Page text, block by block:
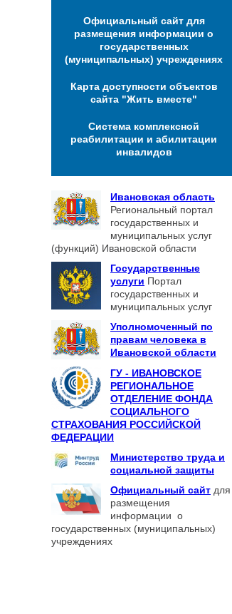
Официальный сайт для
размещения информации о
государственных
(муниципальных) учреждениях
Карта доступности объектов
сайта "Жить вместе"
Система комплексной
реабилитации и абилитации
инвалидов
Ивановская область
Региональный портал
государственных и
муниципальных услуг
(функций) Ивановской области
Государственные
услуги Портал
государственных и
муниципальных услуг
Уполномоченный по
правам человека в
Ивановской области
ГУ - ИВАНОВСКОЕ
РЕГИОНАЛЬНОЕ
ОТДЕЛЕНИЕ ФОНДА
СОЦИАЛЬНОГО
СТРАХОВАНИЯ РОССИЙСКОЙ
ФЕДЕРАЦИИ
Министерство труда и
социальной защиты
Официальный сайт для
размещения
информации о
государственных (муниципальных)
учреждениях